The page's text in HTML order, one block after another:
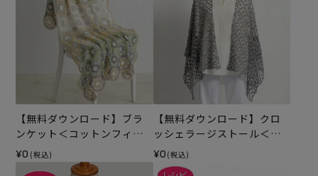
【無料ダウンロード】ブラ
ンケット＜コットンフィー
ルファイン＞（レシピ）
¥0 (税込)
【無料ダウンロード】クロ
ッシェラージストール＜コ
ットンフィールファイン＞
（レシピ）
¥0 (税込)